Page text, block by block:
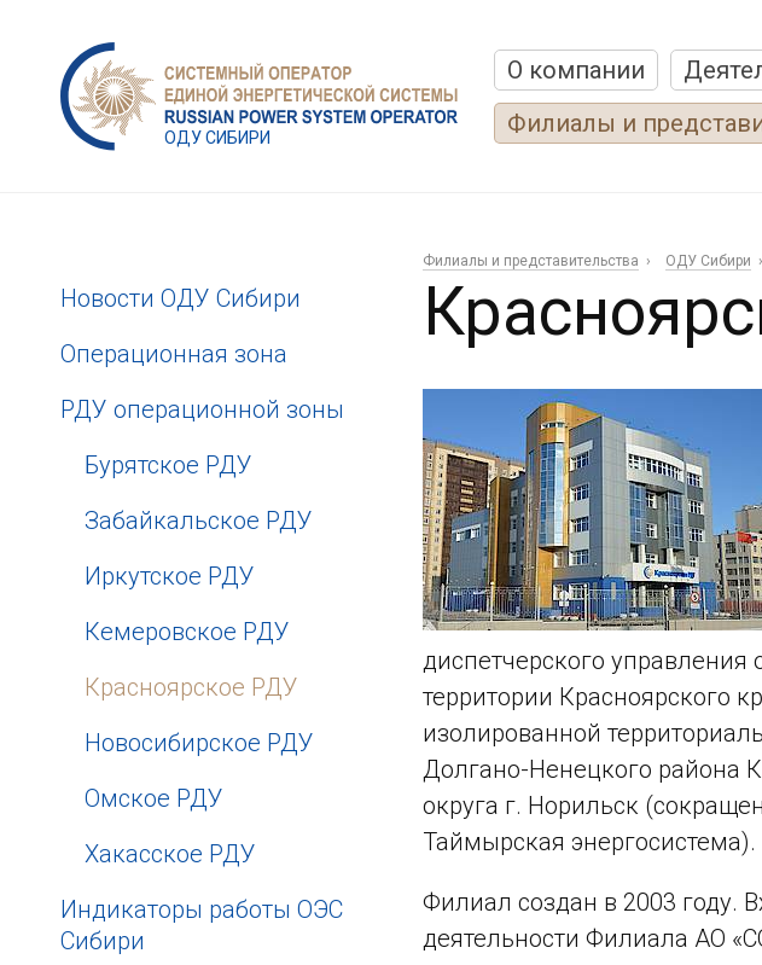
ОДУ СИБИРИ
О компании
Филиалы и
Новости ОДУ Сибири
Операционная зона
РДУ операционной зоны
Бурятское РДУ
Забайкальское РДУ
Иркутское РДУ
Кемеровское РДУ
Красноярское РДУ
Новосибирское РДУ
Омское РДУ
Хакасское РДУ
Индикаторы работы ОЭС
Сибири
Филиалы и представительства ОДУ Сибири
диспетчерского управления
территории Красноярского
изолированной
Долгано-Ненецкого района
округа г. Норильск
Таймырская энергосистема).
Филиал создан в 2003 году.
деятельности Филиала АО